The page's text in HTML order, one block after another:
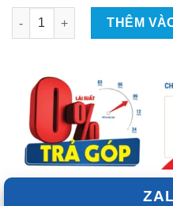
Honda CR-V độ 2 bi gầm -
THÊM